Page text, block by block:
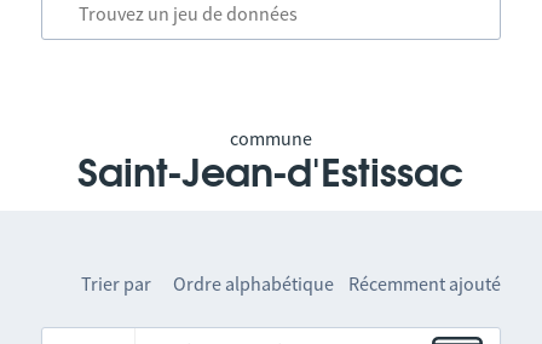
commune
Saint-Jean-d'Estissac
Trier par Ordre alphabétique Récemment ajouté